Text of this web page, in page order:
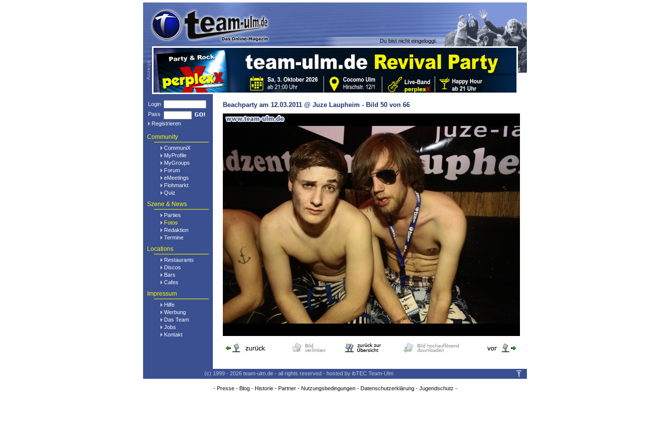
Du bist nicht eingeloggt.
Login
Pass
Registrieren
Community
CommuniX
MyProfile
MyGroups
Forum
eMeetings
Flohmarkt
Quiz
Szene & News
Parties
Fotos
Redaktion
Termine
Locations
Restaurants
Discos
Bars
Cafes
Impressum
Hilfe
Werbung
Das Team
Jobs
Kontakt
Beachparty am 12.03.2011 @ Juze Laupheim - Bild 50 von 66
(c) 1999 - 2026 team-ulm.de - all rights reserved - hosted by ibTEC Team-Ulm
- Presse- Blog- Historie- Partner- Nutzungsbedingungen- Datenschutzerklärung- Jugendschutz -